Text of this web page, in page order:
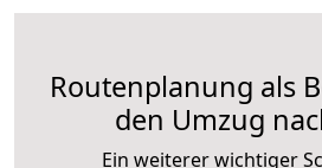
Routenplanung als
den Umzug
Ein weiterer wichtiger